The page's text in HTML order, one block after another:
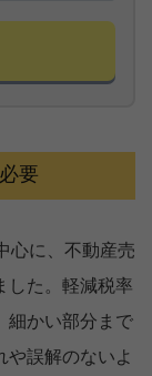
要
心に、不動産売
した。軽減税率
細かい部分まで
や誤解のないよ